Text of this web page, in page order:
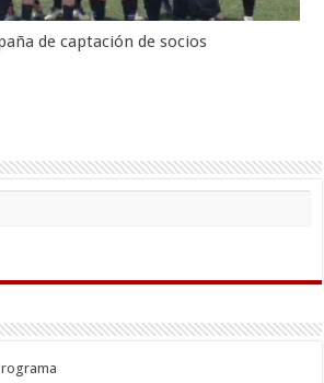
de captación de socios